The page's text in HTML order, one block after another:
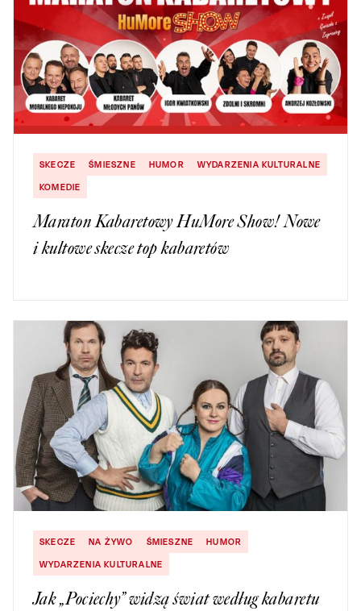
SKECZE ŚMIESZNE HUMOR
WYDARZENIA KULTURALNE
KOMEDIE
Maraton Kabaretowy HuMore Show! Nowe
i kultowe skecze top kabaretów
SKECZE NA ŻYWO ŚMIESZNE
HUMOR
WYDARZENIA KULTURALNE
Jak „Pociechy” widzą świat według kabaretu